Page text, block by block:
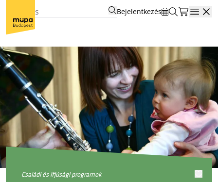
Bejelentkezés
családi és ifjúsági programok